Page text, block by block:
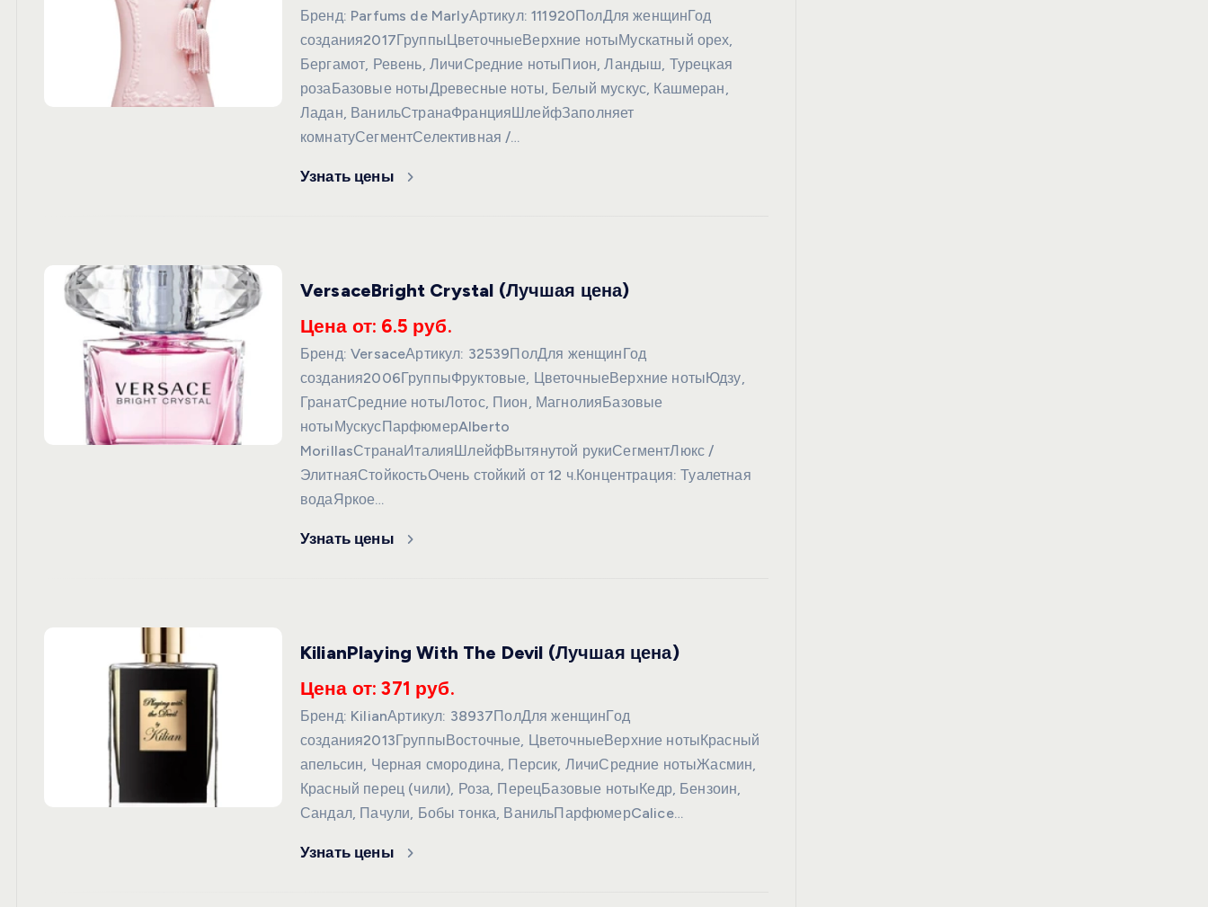
Бренд: Parfums de MarlyАртикул: 111920ПолДля женщинГод
создания2017ГруппыЦветочныеВерхние нотыМускатный орех,
Бергамот, Ревень, ЛичиСредние нотыПион, Ландыш, Турецкая
розаБазовые нотыДревесные ноты, Белый мускус, Кашмеран,
Ладан, ВанильСтранаФранцияШлейфЗаполняет
комнатуСегментСелективная /…
Узнать цены
VersaceBright Crystal (Лучшая цена)
Цена от: 6.5 руб.
Бренд: VersaceАртикул: 32539ПолДля женщинГод
создания2006ГруппыФруктовые, ЦветочныеВерхние нотыЮдзу,
ГранатСредние нотыЛотос, Пион, МагнолияБазовые
нотыМускусПарфюмерAlberto
MorillasСтранаИталияШлейфВытянутой рукиСегментЛюкс /
ЭлитнаяСтойкостьОчень стойкий от 12 ч.Концентрация: Туалетная
водаЯркое…
Узнать цены
KilianPlaying With The Devil (Лучшая цена)
Цена от: 371 руб.
Бренд: KilianАртикул: 38937ПолДля женщинГод
создания2013ГруппыВосточные, ЦветочныеВерхние нотыКрасный
апельсин, Черная смородина, Персик, ЛичиСредние нотыЖасмин,
Красный перец (чили), Роза, ПерецБазовые нотыКедр, Бензоин,
Сандал, Пачули, Бобы тонка, ВанильПарфюмерCalice…
Узнать цены